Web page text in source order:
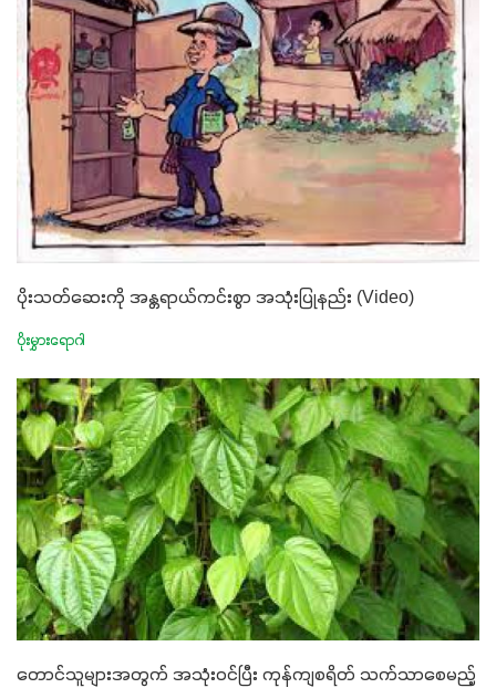
ပိုးသတ်ဆေးကို အန္တရာယ်ကင်းစွာ အသုံးပြုနည်း (Video)
ပိုးမွှားရောဂါ
တောင်သူများအတွက် အသုံးဝင်ပြီး ကုန်ကျစရိတ် သက်သာစေမည့်